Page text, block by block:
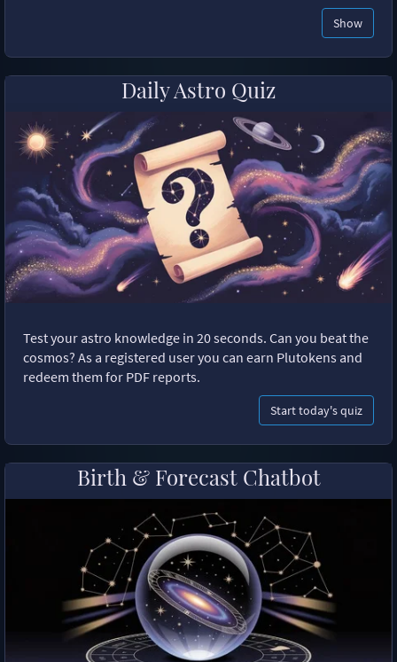
Show
Daily Astro Quiz
Test your astro knowledge in 20 seconds. Can you beat the
cosmos? As a registered user you can earn Plutokens and
redeem them for PDF reports.
Start today's quiz
Birth & Forecast Chatbot